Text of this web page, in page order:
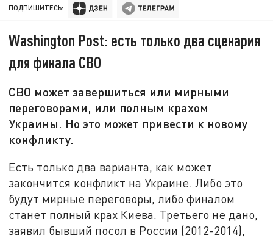
ПОДПИШИТЕСЬ:
Washington Post: есть только два сценария
для финала СВО
СВО может завершиться или мирными
переговорами, или полным крахом
Украины. Но это может привести к новому
конфликту.
Есть только два варианта, как может
закончится конфликт на Украине. Либо это
будут мирные переговоры, либо финалом
станет полный крах Киева. Третьего не дано,
заявил бывший посол в России (2012-2014),